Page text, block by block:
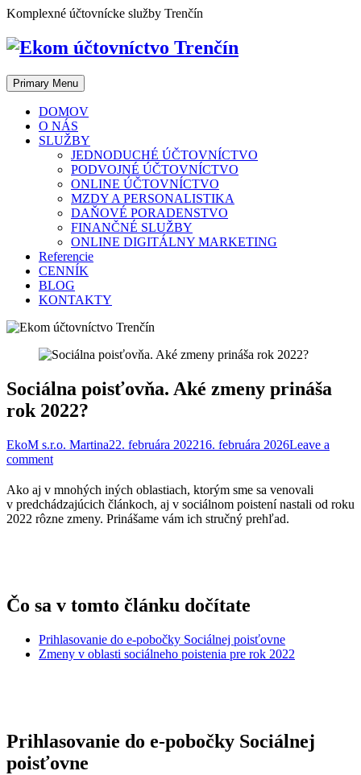
Skip
content
Komplexné účtovnícke služby Trenčín
Primary Menu
DOMOV
O NÁS
SLUŽBY
JEDNODUCHÉ ÚČTOVNÍCTVO
PODVOJNÉ ÚČTOVNÍCTVO
ONLINE ÚČTOVNÍCTVO
MZDY A PERSONALISTIKA
DAŇOVÉ PORADENSTVO
FINANČNÉ SLUŽBY
ONLINE DIGITÁLNY MARKETING
Referencie
CENNÍK
BLOG
KONTAKTY
Sociálna poisťovňa. Aké zmeny prináša
rok 2022?
EkoM s.r.o. Martina22. februára 202216. februára 2026Leave a
comment
Ako aj v mnohých iných oblastiach, ktorým sme sa venovali
v predchádzajúcich článkoch, aj v sociálnom poistení nastali od roku
2022 rôzne zmeny. Prinášame vám ich stručný prehľad.
Čo sa v tomto článku dočítate
Prihlasovanie do e-pobočky Sociálnej poisťovne
Zmeny v oblasti sociálneho poistenia pre rok 2022
Prihlasovanie do e-pobočky Sociálnej
poisťovne